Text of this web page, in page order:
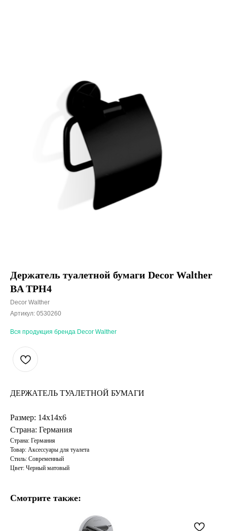
Держатель туалетной бумаги Decor Walther
BA TPH4
Decor Walther
Артикул: 0530260
Вся продукция бренда Decor Walther
ДЕРЖАТЕЛЬ ТУАЛЕТНОЙ БУМАГИ
Размер: 14х14х6
Страна: Германия
Страна: Германия
Товар: Аксессуары для туалета
Стиль: Современный
Цвет: Черный матовый
Смотрите также: